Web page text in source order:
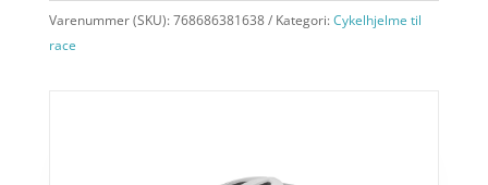
Varenummer (SKU):768686381638 Kategori:Cykelhjelme til
race